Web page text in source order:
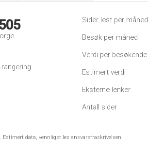
Sider lest per måned
Besøk per måned
Verdi per besøkende
Estimert verdi
Eksterne lenker
Antall sider
Estimert data, vennligst les ansvarsfraskrivelsen.